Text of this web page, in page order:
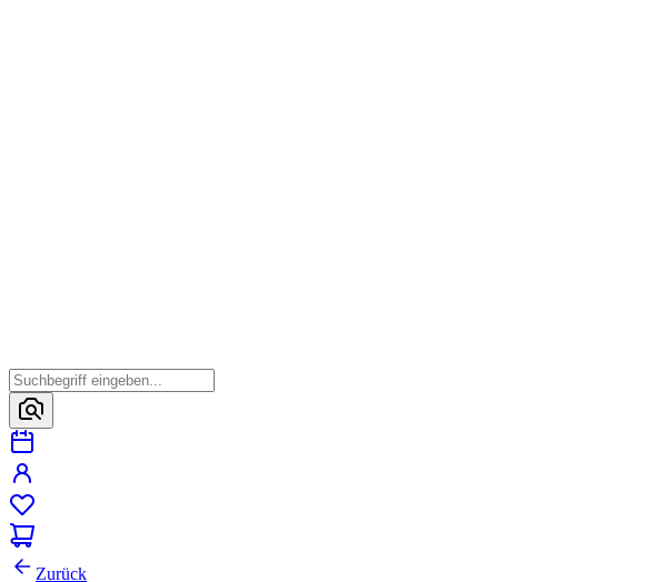
Zurück